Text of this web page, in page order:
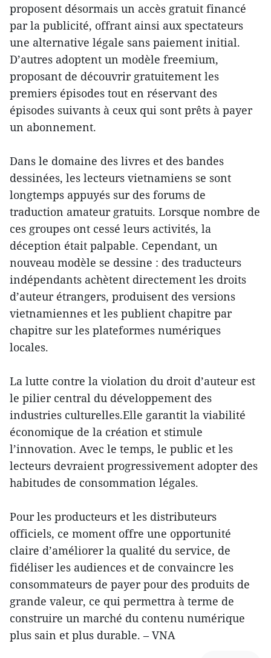
proposent désormais un accès gratuit financé
par la publicité, offrant ainsi aux spectateurs
une alternative légale sans paiement initial.
D’autres adoptent un modèle freemium,
proposant de découvrir gratuitement les
premiers épisodes tout en réservant des
épisodes suivants à ceux qui sont prêts à payer
un abonnement.
Dans le domaine des livres et des bandes
dessinées, les lecteurs vietnamiens se sont
longtemps appuyés sur des forums de
traduction amateur gratuits. Lorsque nombre de
ces groupes ont cessé leurs activités, la
déception était palpable. Cependant, un
nouveau modèle se dessine : des traducteurs
indépendants achètent directement les droits
d’auteur étrangers, produisent des versions
vietnamiennes et les publient chapitre par
chapitre sur les plateformes numériques
locales.
La lutte contre la violation du droit d’auteur est
le pilier central du développement des
industries culturelles.Elle garantit la viabilité
économique de la création et stimule
l’innovation. Avec le temps, le public et les
lecteurs devraient progressivement adopter des
habitudes de consommation légales.
Pour les producteurs et les distributeurs
officiels, ce moment offre une opportunité
claire d’améliorer la qualité du service, de
fidéliser les audiences et de convaincre les
consommateurs de payer pour des produits de
grande valeur, ce qui permettra à terme de
construire un marché du contenu numérique
plus sain et plus durable. – VNA